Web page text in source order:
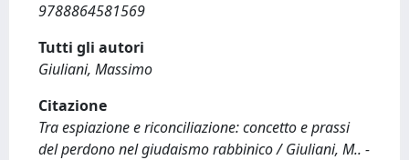
9788864581569
Tutti gli autori
Giuliani, Massimo
Citazione
Tra espiazione e riconciliazione: concetto e prassi
del perdono nel giudaismo rabbinico / Giuliani, M.. -